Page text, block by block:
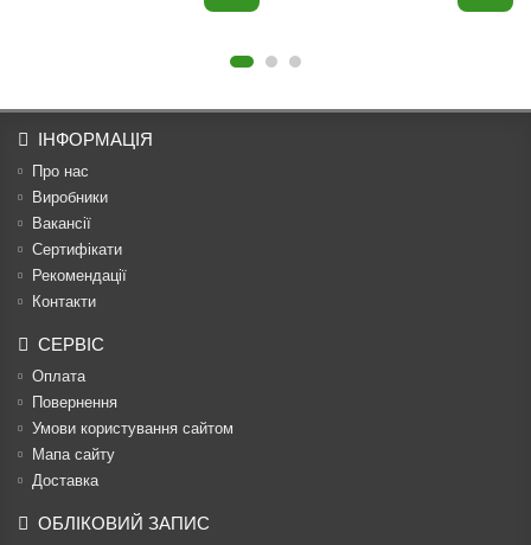
ІНФОРМАЦІЯ
Про нас
Виробники
Вакансії
Сертифікати
Рекомендації
Контакти
СЕРВІС
Оплата
Повернення
Умови користування сайтом
Мапа сайту
Доставка
ОБЛІКОВИЙ ЗАПИС